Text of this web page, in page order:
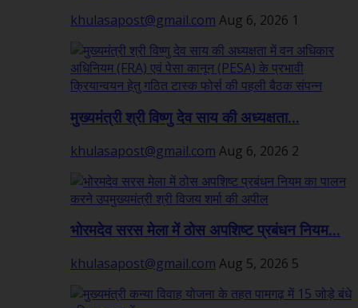
khulasapost@gmail.com Aug 6, 2026 1
मुख्यमंत्री श्री विष्णु देव साय की अध्यक्षता...
khulasapost@gmail.com Aug 6, 2026 2
भोरमदेव सरस मेला में ठोस अपशिष्ट प्रबंधन नियम...
khulasapost@gmail.com Aug 5, 2026 5